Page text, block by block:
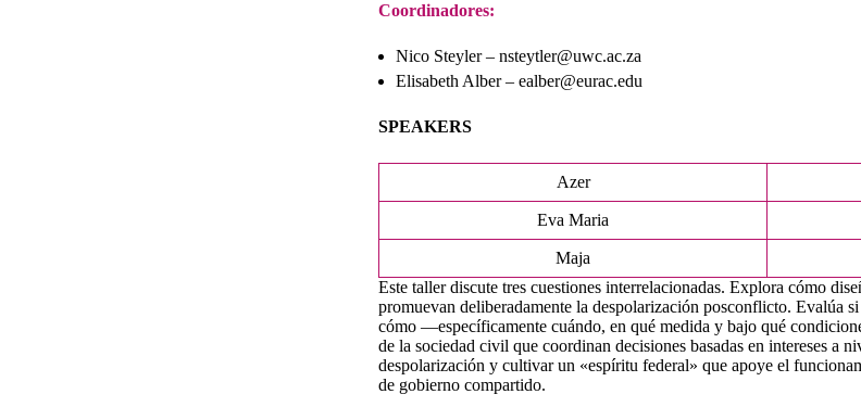
Coordinadores:
Nico Steyler – nsteytler@uwc.ac.za
Elisabeth Alber – ealber@eurac.edu
SPEAKERS
Azer
Eva Maria
Maja
Este taller discute tres cuestiones interrelacionadas. Explora cómo
promuevan deliberadamente la despolarización posconflicto. Evalúa
cómo —específicamente cuándo, en qué medida y bajo qué
de la sociedad civil que coordinan decisiones basadas en intereses a
despolarización y cultivar un «espíritu federal» que apoye el
de gobierno compartido.